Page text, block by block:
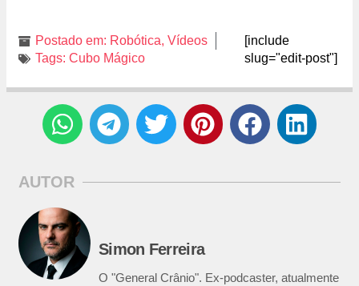
Postado em: Robótica, Vídeos
Tags: Cubo Mágico
[include
slug="edit-post"]
AUTOR
Simon Ferreira
O "General Crânio". Ex-podcaster, atualmente